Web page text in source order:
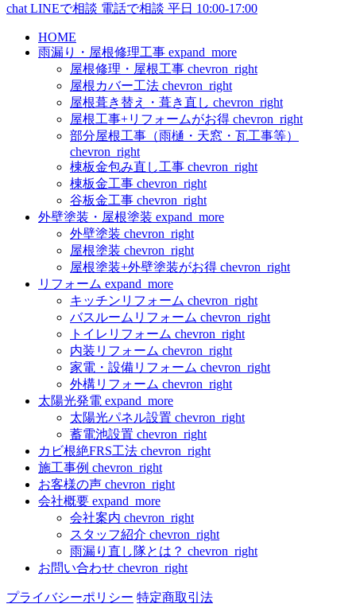
chat LINEで相談 電話で相談 平日 10:00-17:00
HOME
雨漏り・屋根修理工事 expand_more
屋根修理・屋根工事 chevron_right
屋根カバー工法 chevron_right
屋根葺き替え・葺き直し chevron_right
屋根工事+リフォームがお得 chevron_right
部分屋根工事（雨樋・天窓・瓦工事等）
chevron_right
棟板金包み直し工事 chevron_right
棟板金工事 chevron_right
谷板金工事 chevron_right
外壁塗装・屋根塗装 expand_more
外壁塗装 chevron_right
屋根塗装 chevron_right
屋根塗装+外壁塗装がお得 chevron_right
リフォーム expand_more
キッチンリフォーム chevron_right
バスルームリフォーム chevron_right
トイレリフォーム chevron_right
内装リフォーム chevron_right
家電・設備リフォーム chevron_right
外構リフォーム chevron_right
太陽光発電 expand_more
太陽光パネル設置 chevron_right
蓄電池設置 chevron_right
カビ根絶FRS工法 chevron_right
施工事例 chevron_right
お客様の声 chevron_right
会社概要 expand_more
会社案内 chevron_right
スタッフ紹介 chevron_right
雨漏り直し隊とは？ chevron_right
お問い合わせ chevron_right
プライバシーポリシー 特定商取引法